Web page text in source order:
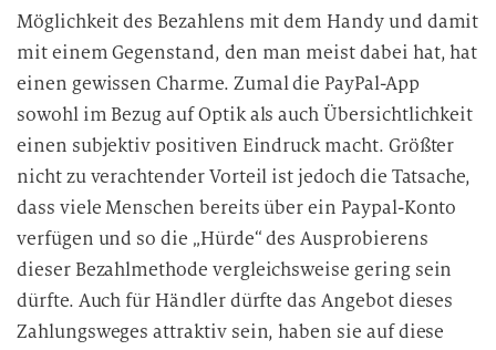
Möglichkeit des Bezahlens mit dem Handy und damit
mit einem Gegenstand, den man meist dabei hat, hat
einen gewissen Charme. Zumal die PayPal-App
sowohl im Bezug auf Optik als auch Übersichtlichkeit
einen subjektiv positiven Eindruck macht. Größter
nicht zu verachtender Vorteil ist jedoch die Tatsache,
dass viele Menschen bereits über ein Paypal-Konto
verfügen und so die „Hürde“ des Ausprobierens
dieser Bezahlmethode vergleichsweise gering sein
dürfte. Auch für Händler dürfte das Angebot dieses
Zahlungsweges attraktiv sein, haben sie auf diese